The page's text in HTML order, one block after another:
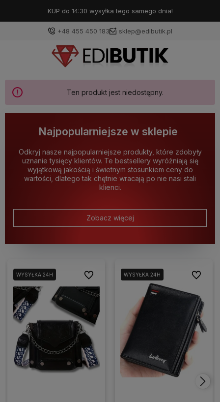
KUP do 14:30 wysyłka tego samego dnia!
+48 455 450 183 sklep@edibutik.pl
Ten produkt jest niedostępny.
Najpopularniejsze w sklepie
Odkryj nasze najpopularniejsze produkty, które zdobyły
uznanie tysięcy klientów. Te bestsellery wyróżniają się
wyjątkową jakością i świetnym stosunkiem ceny do
wartości, dlatego tak chętnie wracają po nie nasi stali
klienci.
Zobacz więcej
WYSYŁKA 24H Do ulubionychWYSYŁKA 24H Do